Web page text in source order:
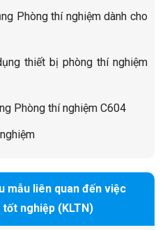
Phòng thí nghiệm dành cho
thiết bị phòng thí nghiệm
Phòng thí nghiệm C604
mẫu liên quan đến việc
nghiệp (KLTN)